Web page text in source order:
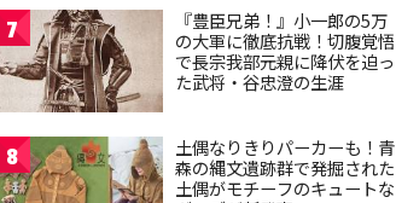
7
『豊臣兄弟！』小一郎の5万
の大軍に徹底抗戦！切腹覚悟
で長宗我部元親に降伏を迫っ
た武将・谷忠澄の生涯
8
土偶なりきりパーカーも！青
森の縄文遺跡群で発掘された
土偶がモチーフのキュートな